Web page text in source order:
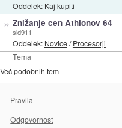
Tema
Oddelek: Kaj kupiti
» Znižanje cen Athlonov 64
sid911
Oddelek: Novice/Procesorji
Več podobnih tem
Pravila
Odgovornost